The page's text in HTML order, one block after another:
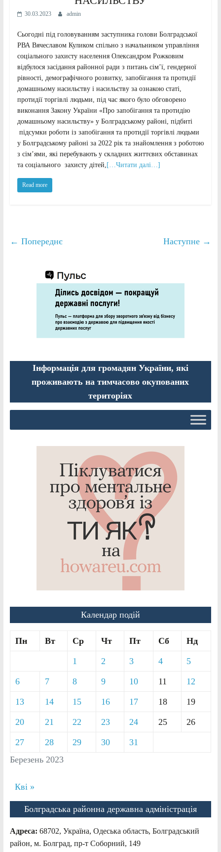
30.03.2023 admin
Сьогодні під головуванням заступника голови Болградської
РВА Вячеславом Куликом спільно з начальником управління
соціального захисту населення Олександром Рожковим
відбулося засідання районної ради з питань сім’ї, гендерної
рівності, демографічного розвитку, запобігання та протидії
домашньому насильству і насильству за ознакою статі,
протидії торгівлі людьми, під час якого було обговорено
виконання Закону України «Про запобігання та протидію
домашньому насильству» у Болградському районі, підбиті
підсумки роботи із запобігання та протидії торгівлі людьми
у Болградському районі за 2022 рік та знайомлення з роботою
з сім’ями, які перебувають у складних життєвих обставинах
та соціального захисту дітей, […Читати далі…]
Read more
← Попереднє Наступне →
Інформація для громадян України, які
проживають на тимчасово окупованих
територіях
Календар подій
Березень 2023
Пн Вт Ср Чт Пт Сб Нд
1 2 3 4 5
6 7 8 9 10 11 12
13 14 15 16 17 18 19
20 21 22 23 24 25 26
27 28 29 30 31
Кві »
Болградська районна державна адміністрація
Адреса: 68702, Україна, Одеська область, Болградський
район, м. Болград, пр-т Соборний, 149